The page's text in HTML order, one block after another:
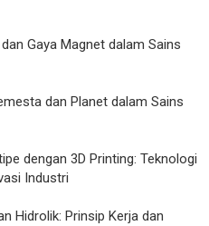
Gaya Magnet dalam Sains
dan Planet dalam Sains
dengan 3D Printing: Teknologi
Industri
Hidrolik: Prinsip Kerja dan